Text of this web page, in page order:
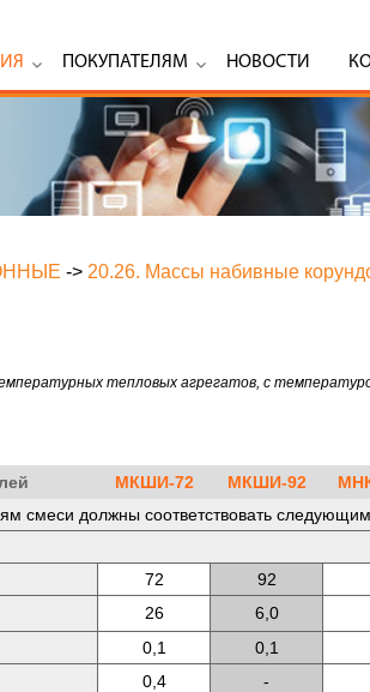
ПОКУПАТЕЛЯМ НОВОСТИ
-> 20.26. Массы набивные
тепловых агрегатов, с
МКШИ-72 МКШИ-92
смеси должны соответствовать
72 92
26 6,0
0,1 0,1
0,4 -